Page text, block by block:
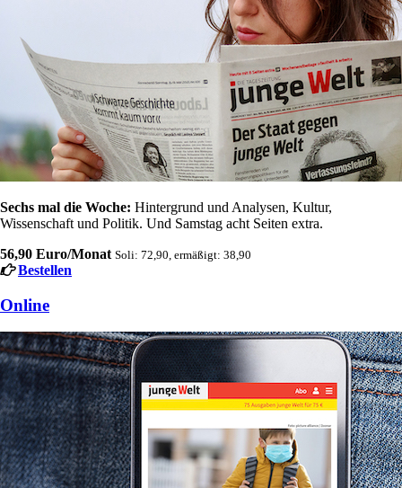
Sechs mal die Woche: Hintergrund und Analysen, Kultur,
Wissenschaft und Politik. Und Samstag acht Seiten extra.
56,90 Euro/Monat Soli: 72,90, ermäßigt: 38,90
Bestellen
Online